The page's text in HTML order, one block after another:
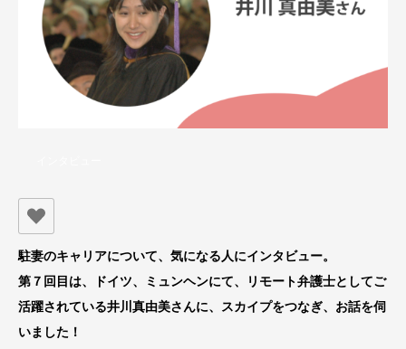
駐妻のキャリアについて、気になる人にインタビュー。
第７回目は、ドイツ、ミュンヘンにて、リモート弁護士としてご
活躍されている井川真由美さんに、スカイプをつなぎ、お話を伺
いました！